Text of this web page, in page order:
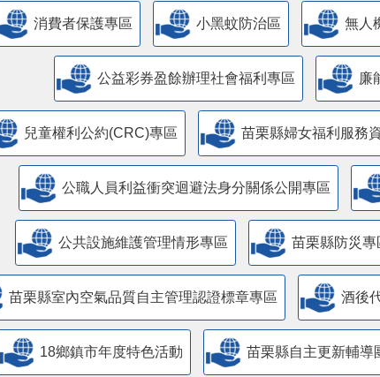
消費者保護專區 小黑蚊防治區 無人
公益彩券盈餘辦理社會福利專區 廉
兒童權利公約(CRC)專區 苗栗縣婦女福利服務
公職人員利益衝突迴避法身分關係公開專區
​公共設施維護管理情形專區 苗栗縣防災專
苗栗縣室內空氣品質自主管理認證標章專區 酒後
18鄉鎮市年度特色活動 苗栗縣自主更新輔導